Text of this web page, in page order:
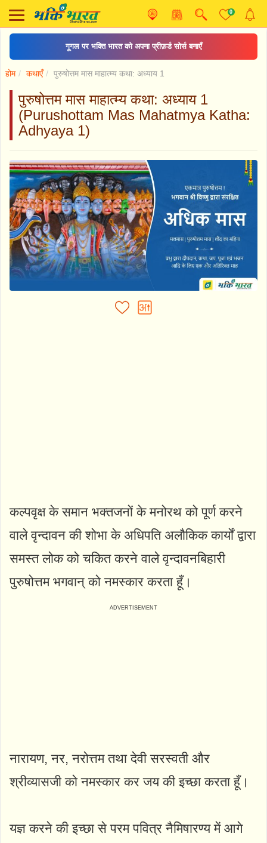
0
गूगल पर भक्ति भारत को अपना प्रीफ़र्ड सोर्स बनाएँ
होम कथाएँ पुरुषोत्तम मास माहात्म्य कथा: अध्याय 1
पुरुषोत्तम मास माहात्म्य कथा: अध्याय 1
(Purushottam Mas Mahatmya Katha:
Adhyaya 1)
कल्पवृक्ष के समान भक्तजनों के मनोरथ को पूर्ण करने
वाले वृन्दावन की शोभा के अधिपति अलौकिक कार्यों द्वारा
समस्त लोक को चकित करने वाले वृन्दावनबिहारी
पुरुषोत्तम भगवान् को नमस्कार करता हूँ।
नारायण, नर, नरोत्तम तथा देवी सरस्वती और
श्रीव्यासजी को नमस्कार कर जय की इच्छा करता हूँ।
यज्ञ करने की इच्छा से परम पवित्र नैमिषारण्य में आगे